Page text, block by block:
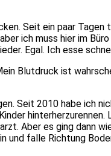
Seit ein paar
ich muss hier im
Egal. Ich esse
Blutdruck ist
Seit 2010 habe ich
Aber es ging dann
und falle Richtung